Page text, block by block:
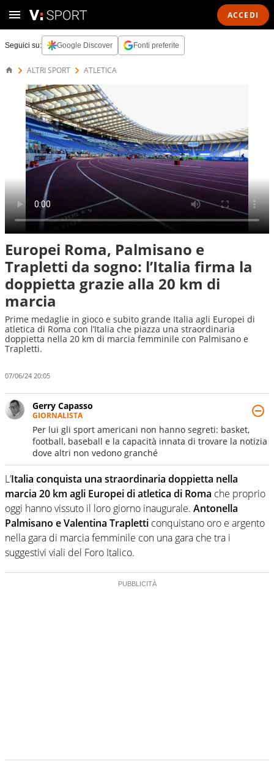
ACCEDI
Seguici su: Google Discover Fonti preferite
ALTRI SPORT ATLETICA
Europei Roma, Palmisano e
Trapletti da sogno: l’Italia firma la
doppietta grazie alla 20 km di
marcia
Prime medaglie in gioco e subito grande Italia agli Europei di
atletica di Roma con l’Italia che piazza una straordinaria
doppietta nella 20 km di marcia femminile con Palmisano e
Trapletti.
07/06/24 20:05
Gerry Capasso
GIORNALISTA
Per lui gli sport americani non hanno segreti: basket,
football, baseball e la capacità innata di trovare la notizia
dove altri non vedono granché
L’Italia conquista una straordinaria doppietta nella
marcia 20 km agli Europei di atletica di Roma che proprio
oggi hanno vissuto il loro giorno inaugurale. Antonella
Palmisano e Valentina Trapletti conquistano oro e argento
nella gara di marcia femminile con una gara che tra i
suggestivi viali del Foro Italico.